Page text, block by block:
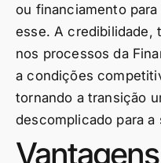
ou financiamento
esse. A credibilidade,
nos processos da
a condições
tornando a transição
descomplicado para
Vantagens